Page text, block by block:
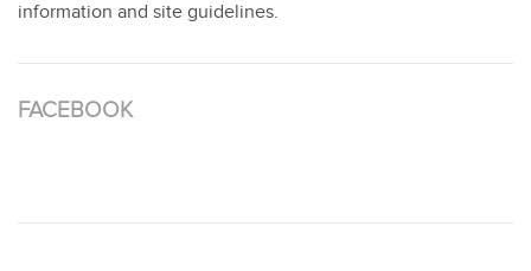
information and site guidelines.
FACEBOOK